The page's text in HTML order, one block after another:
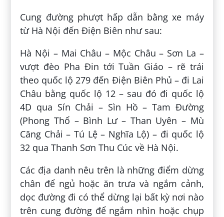
Cung đường phượt hấp dẫn bằng xe máy
từ Hà Nội đến Điện Biên như sau:
Hà Nội – Mai Châu – Mộc Châu – Sơn La –
vượt đèo Pha Đin tới Tuần Giáo – rẽ trái
theo quốc lộ 279 đến Điện Biên Phủ – đi Lai
Châu bằng quốc lộ 12 – sau đó đi quốc lộ
4D qua Sín Chải – Sìn Hồ – Tam Đường
(Phong Thổ – Bình Lư – Than Uyên – Mù
Căng Chải – Tú Lệ – Nghĩa Lộ) – đi quốc lộ
32 qua Thanh Sơn Thu Cúc về Hà Nội.
Các địa danh nêu trên là những điểm dừng
chân để ngủ hoặc ăn trưa và ngắm cảnh,
dọc đường đi có thể dừng lại bất kỳ nơi nào
trên cung đường để ngắm nhìn hoặc chụp